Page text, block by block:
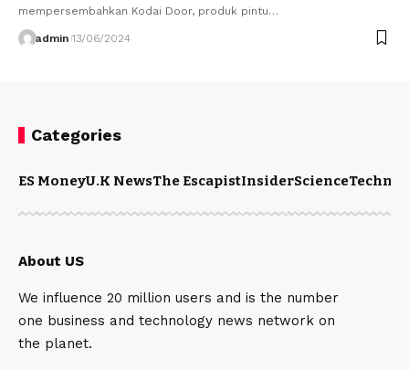
mempersembahkan Kodai Door, produk pintu…
admin 13/06/2024
Categories
ES MoneyU.K NewsThe EscapistInsiderScience
About US
We influence 20 million users and is the number
one business and technology news network on
the planet.